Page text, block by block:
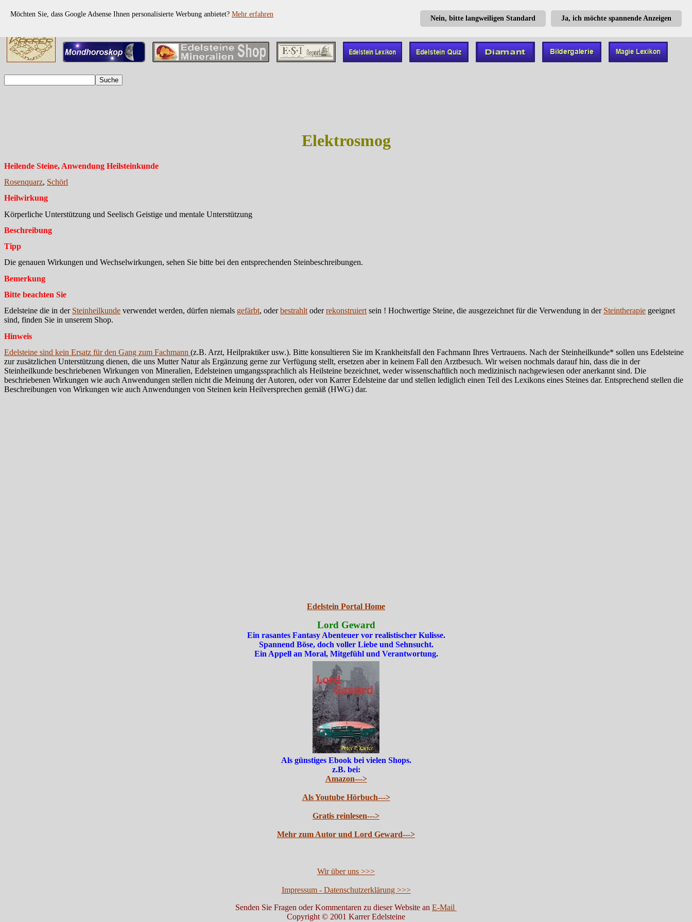
Ja, ich möchte spannende Anzeigen
Nein, bitte langweiligen Standard
Möchten Sie, dass Google Adsense Ihnen personalisierte Werbung anbietet? Mehr erfahren
Elektrosmog
Heilende Steine, Anwendung Heilsteinkunde
Rosenquarz, Schörl
Heilwirkung
Körperliche Unterstützung und Seelisch Geistige und mentale Unterstützung
Beschreibung
Tipp
Die genauen Wirkungen und Wechselwirkungen, sehen Sie bitte bei den entsprechenden Steinbeschreibungen.
Bemerkung
Bitte beachten Sie
Edelsteine die in der Steinheilkunde verwendet werden, dürfen niemals gefärbt, oderbestrahlt oderrekonstruiert sein ! Hochwertige Steine, die ausgezeichnet für die Verwendung in der Steintherapie geeignet
sind, finden Sie in unserem Shop.
Hinweis
Edelsteine sind kein Ersatz für den Gang zum Fachmann (z.B. Arzt, Heilpraktiker usw.). Bitte konsultieren Sie im Krankheitsfall den Fachmann Ihres Vertrauens. Nach der Steinheilkunde* sollen uns Edelsteine
zur zusätzlichen Unterstützung dienen, die uns Mutter Natur als Ergänzung gerne zur Verfügung stellt, ersetzen aber in keinem Fall den Arztbesuch. Wir weisen nochmals darauf hin, dass die in der
Steinheilkunde beschriebenen Wirkungen von Mineralien, Edelsteinen umgangssprachlich als Heilsteine bezeichnet, weder wissenschaftlich noch medizinisch nachgewiesen oder anerkannt sind. Die
beschriebenen Wirkungen wie auch Anwendungen stellen nicht die Meinung der Autoren, oder von Karrer Edelsteine dar und stellen lediglich einen Teil des Lexikons eines Steines dar. Entsprechend stellen die
Beschreibungen von Wirkungen wie auch Anwendungen von Steinen kein Heilversprechen gemäß (HWG) dar.
Edelstein Portal Home
Lord Geward
Ein rasantes Fantasy Abenteuer vor realistischer Kulisse.
Spannend Böse, doch voller Liebe und Sehnsucht.
Ein Appell an Moral, Mitgefühl und Verantwortung.
Als günstiges Ebook bei vielen Shops.
z.B. bei:
Amazon--->
Als Youtube Hörbuch--->
Gratis reinlesen--->
Mehr zum Autor und Lord Geward--->
Wir über uns >>>
Impressum - Datenschutzerklärung >>>
Senden Sie Fragen oder Kommentaren zu dieser Website an E-Mail
Copyright © 2001 Karrer Edelsteine